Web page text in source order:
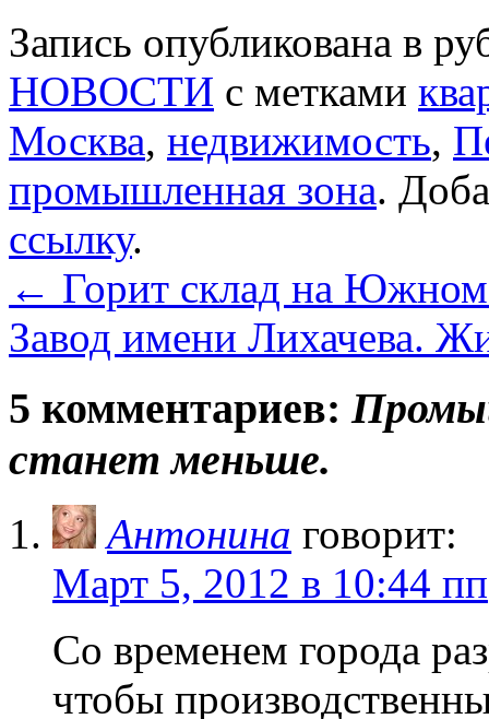
Запись опубликована в
НОВОСТИ с метками
Москва, недвижимость,
промышленная зона.
ссылку.
← Горит склад на Южном
Завод имени Лихачева.
5 комментариев:
станет меньше.
Антонина говорит:
Март 5, 2012 в 10:44 пп
Со временем города
чтобы